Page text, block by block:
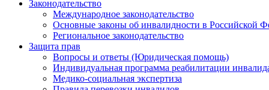
Законодательство
Международное законодательство
Основные законы об инвалидности в Российской
Региональное законодательство
Защита прав
Вопросы и ответы (Юридическая помощь)
Индивидуальная программа реабилитации
Медико-социальная экспертиза